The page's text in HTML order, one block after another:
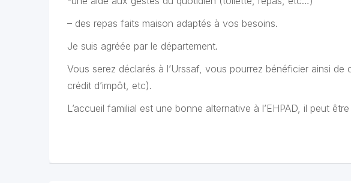
– des repas faits maison adaptés à vos besoins.
Je suis agréée par le département.
Vous serez déclarés à l’Urssaf, vous pourrez bénéficier ainsi de
crédit d’impôt, etc).
L’accueil familial est une bonne alternative à l’EHPAD, il peut